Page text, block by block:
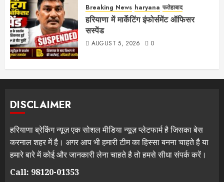
Breaking News haryana फतेहाबाद
हरियाणा में मार्केटिंग इंफोर्समेंट ऑफिसर
सस्पेंड
AUGUST 5, 2026 0
DISCLAIMER
हरियाणा ब्रेकिंग न्यूज़ एक सोशल मीडिया न्यूज़ प्लेटफार्म है जिसका बेस
करनाल शहर में है। अगर आप भी हमारी टीम का हिस्सा बनना चाहते है या
हमारे बारे में कोई और जानकारी लेना चाहते है तो हमसे सीधा संपर्क करें।
Call: 98120-01353